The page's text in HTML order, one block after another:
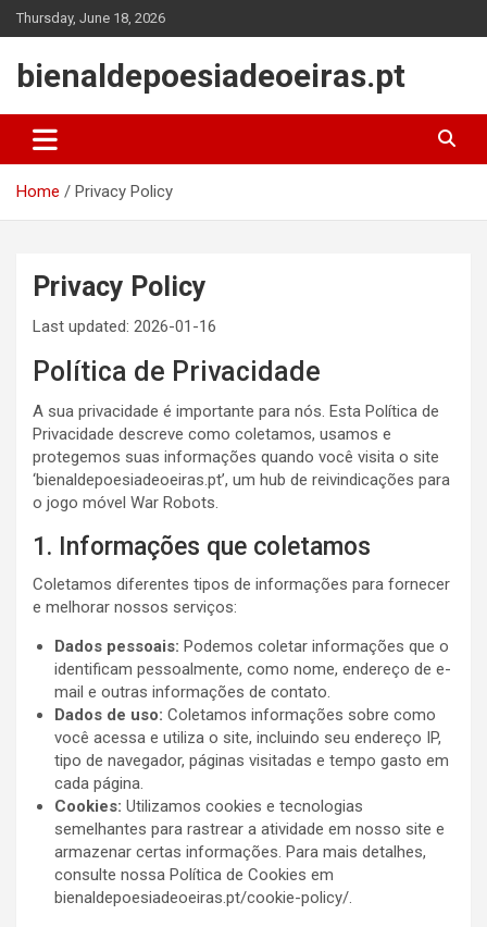
Skip
to
Thursday, June 18, 2026
bienaldepoesiadeoeiras.pt
Home Privacy Policy
Privacy Policy
Last updated: 2026-01-16
Política de Privacidade
A sua privacidade é importante para nós. Esta Política de
Privacidade descreve como coletamos, usamos e
protegemos suas informações quando você visita o site
‘bienaldepoesiadeoeiras.pt’, um hub de reivindicações para
o jogo móvel War Robots.
1. Informações que coletamos
Coletamos diferentes tipos de informações para fornecer
e melhorar nossos serviços:
Dados pessoais: Podemos coletar informações que o
identificam pessoalmente, como nome, endereço de e-
mail e outras informações de contato.
Dados de uso: Coletamos informações sobre como
você acessa e utiliza o site, incluindo seu endereço IP,
tipo de navegador, páginas visitadas e tempo gasto em
cada página.
Cookies: Utilizamos cookies e tecnologias
semelhantes para rastrear a atividade em nosso site e
armazenar certas informações. Para mais detalhes,
consulte nossa Política de Cookies em
bienaldepoesiadeoeiras.pt/cookie-policy/.